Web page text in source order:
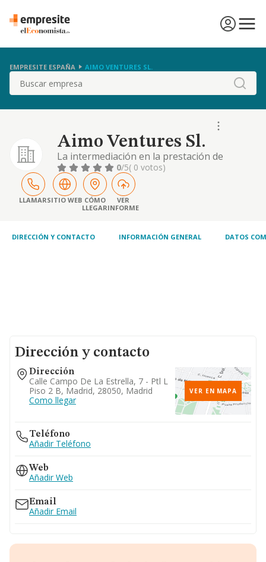
EMPRESITE ESPAÑA AIMO VENTURES SL.
Buscar
Aimo Ventures Sl.
La intermediación en la prestación de
servicios de asesoramiento en la gestión
administrativa a nivel transversal-
administración, ventas, operaciones y
marketing
0/5( 0 votos)
LLAMARSITIO WEB CÓMO
LLEGAR
VER
INFORME
DIRECCIÓN Y CONTACTO INFORMACIÓN GENERAL DATOS
Dirección y contacto
Dirección
Calle Campo De La Estrella, 7 - Ptl L
Piso 2 B, Madrid, 28050, Madrid
Como llegar
VER EN MAPA
Teléfono
Añadir Teléfono
Web
Añadir Web
Email
Añadir Email